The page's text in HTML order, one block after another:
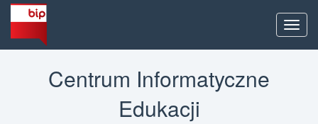
Menu
Centrum Informatyczne
Edukacji